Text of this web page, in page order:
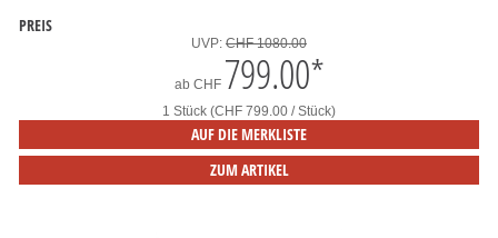
PREIS
UVP: CHF 1080.00
ab CHF 799.00*
1 Stück (CHF 799.00 / Stück)
AUF DIE MERKLISTE
ZUM ARTIKEL